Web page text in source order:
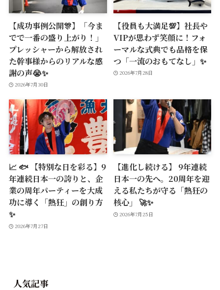
【成功事例公開🎊】「今ま
でで一番の盛り上がり！」
プレッシャーから解放され
た幹事様からのリアルな感
謝の声😭✨
2026年7月30日
【役員も大満足💯】社長や
VIPが思わず笑顔に！フォ
ーマルな式典でも品格を保
つ「一流のおもてなし」✨
2026年7月28日
📈 🐟 【特別な日を彩る】9
年連続日本一の誇りと、企
業の周年パーティーを大成
功に導く「熱狂」の創り方
✨
2026年7月27日
【進化し続ける】 9年連続
日本一の先へ。20周年を迎
える私たちが守る「熱狂の
核心」 🚀✨
2026年7月25日
人気記事